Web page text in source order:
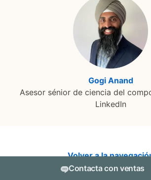
Gogi Anand
Asesor sénior de ciencia del
LinkedIn
Volver a la
Contacta con ventas